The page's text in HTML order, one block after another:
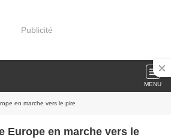
Publicité
MENU
en marche vers le pire
Europe en marche vers le